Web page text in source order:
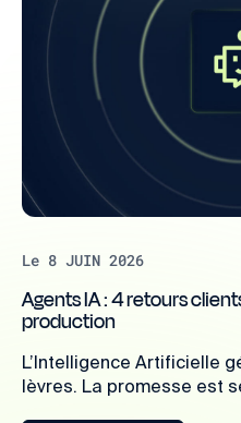
Le 8 JUIN 2026
Agents IA : 4 retours
production
L’Intelligence Artificielle
lèvres. La promesse est